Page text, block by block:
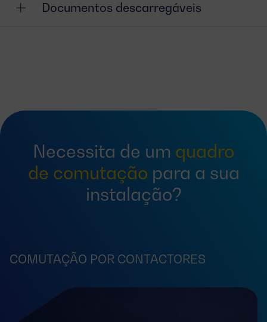
Documentos descarregáveis
Necessita de um quadro
de comutação para a sua
instalação?
COMUTAÇÃO POR CONTACTORES